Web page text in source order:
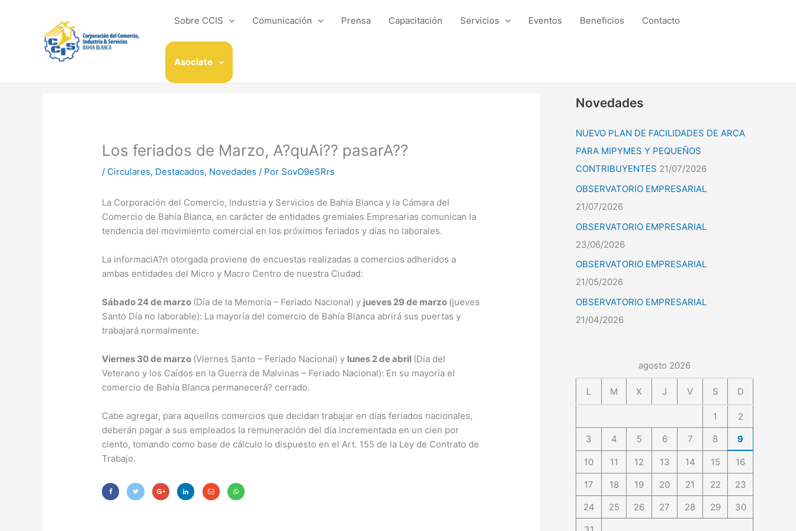
Sobre CCIS Comunicación Prensa Capacitación Servicios Eventos Beneficios Contacto
Asociate
Los feriados de Marzo, A?quAi?? pasarA??
/ Circulares, Destacados, Novedades / Por SovO9eSRrs
La Corporación del Comercio, Industria y Servicios de Bahía Blanca y la Cámara del
Comercio de Bahía Blanca, en carácter de entidades gremiales Empresarias comunican la
tendencia del movimiento comercial en los próximos feriados y días no laborales.
La informaciA?n otorgada proviene de encuestas realizadas a comercios adheridos a
ambas entidades del Micro y Macro Centro de nuestra Ciudad:
Sábado 24 de marzo (Día de la Memoria – Feriado Nacional) y jueves 29 de marzo (jueves
Santo Día no laborable): La mayoría del comercio de Bahía Blanca abrirá sus puertas y
trabajará normalmente.
Viernes 30 de marzo (Viernes Santo – Feriado Nacional) y lunes 2 de abril (Día del
Veterano y los Caídos en la Guerra de Malvinas – Feriado Nacional): En su mayoría el
comercio de Bahía Blanca permanecerá? cerrado.
Cabe agregar, para aquellos comercios que decidan trabajar en días feriados nacionales,
deberán pagar a sus empleados la remuneración del día incrementada en un cien por
ciento, tomando como base de cálculo lo dispuesto en el Art. 155 de la Ley de Contrato de
Trabajo.
Novedades
NUEVO PLAN DE FACILIDADES DE ARCA
PARA MIPYMES Y PEQUEÑOS
CONTRIBUYENTES 21/07/2026
OBSERVATORIO EMPRESARIAL
21/07/2026
OBSERVATORIO EMPRESARIAL
23/06/2026
OBSERVATORIO EMPRESARIAL
21/05/2026
OBSERVATORIO EMPRESARIAL
21/04/2026
agosto 2026
L M X J V S D
1
2
3
4 5 6 7 8 9
10 11 12 13 14 15
16
17
18 19 20 21 22
23
24
25 26 27 28 29
30